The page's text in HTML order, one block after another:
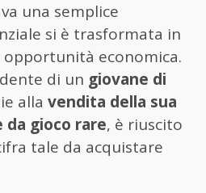
una semplice
si è trasformata in
economica.
di un giovane di
alla vendita della sua
da gioco rare, è riuscito
tale da acquistare